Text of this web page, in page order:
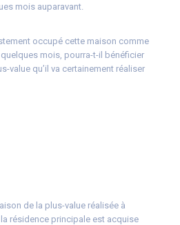
mois auparavant.
occupé cette maison comme
mois, pourra-t-il bénéficier
value qu’il va certainement réaliser
de la plus-value réalisée à
la résidence principale est acquise